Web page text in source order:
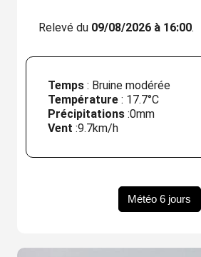
Relevé du 09/08/2026 à 16:00.
Temps: Bruine modérée
Température: 17.7°C
Précipitations:0mm
Vent :9.7km/h
Météo 6 jours